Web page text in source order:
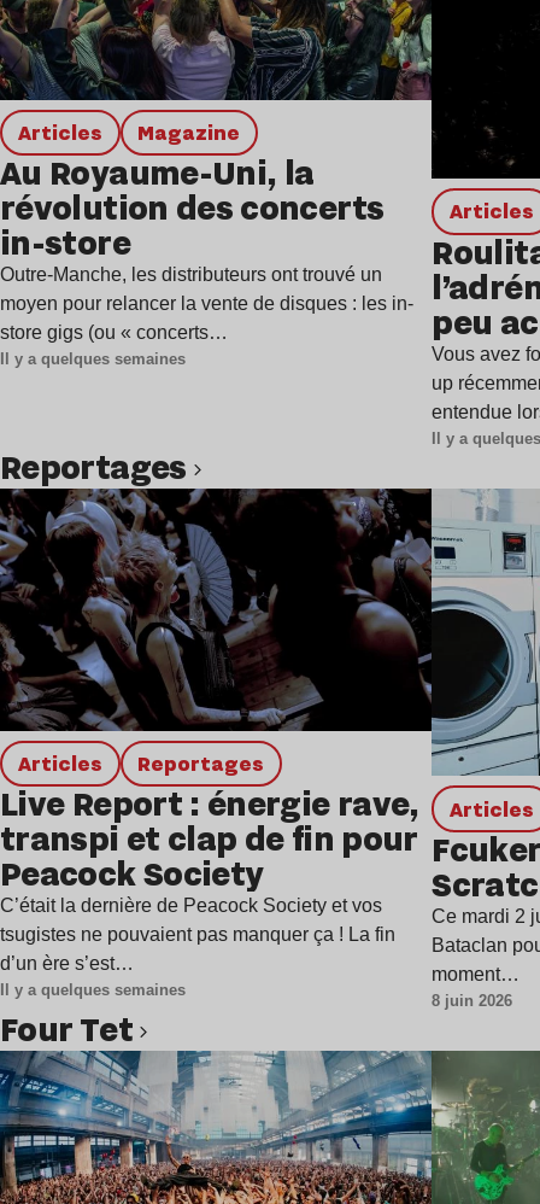
Articles magazine
Au Royaume-Uni, la
révolution des concerts
in-store
Outre-Manche, les distributeurs ont trouvé un
moyen pour relancer la vente de disques : les in-
store gigs (ou « concerts…
Il y a quelques semaines
Articles
peu
Vous avez
up
entendue
Il y a
Reportages
Articles Reportages
Live Report : énergie rave,
transpi et clap de fin pour
Peacock Society
C’était la dernière de Peacock Society et vos
tsugistes ne pouvaient pas manquer ça ! La fin
d’un ère s’est…
Il y a quelques semaines
Articles
Ce mardi 2
Bataclan
moment…
8 juin 2026
Lire l’article
Four Tet
Lire l’article